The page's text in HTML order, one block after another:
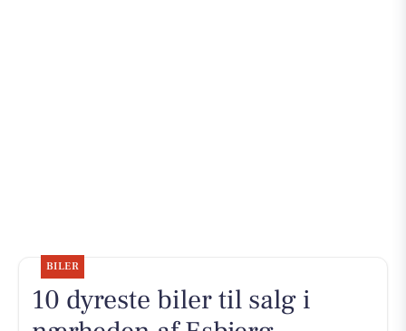
BILER
10 dyreste biler til salg i